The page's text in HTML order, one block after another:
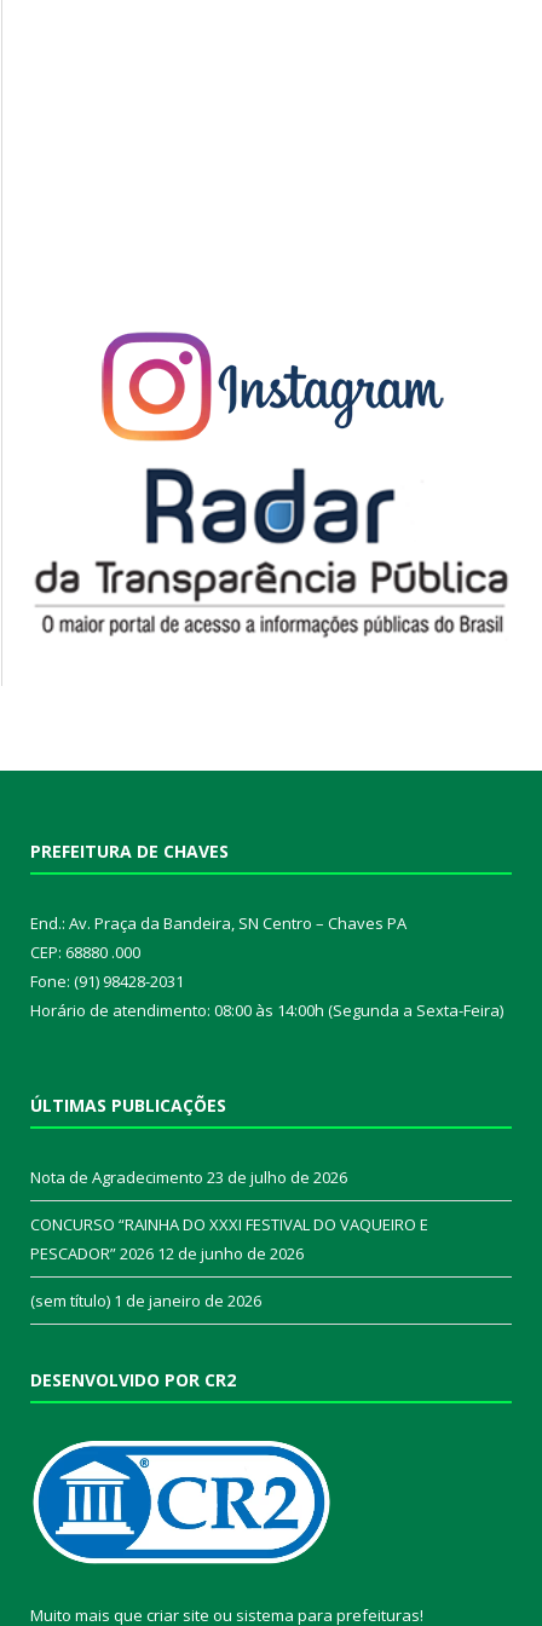
PREFEITURA DE CHAVES
End.: Av. Praça da Bandeira, SN Centro – Chaves PA
CEP: 68880 .000
Fone: (91) 98428-2031
Horário de atendimento: 08:00 às 14:00h (Segunda a Sexta-Feira)
ÚLTIMAS PUBLICAÇÕES
Nota de Agradecimento 23 de julho de 2026
CONCURSO “RAINHA DO XXXI FESTIVAL DO VAQUEIRO E
PESCADOR” 2026 12 de junho de 2026
(sem título) 1 de janeiro de 2026
DESENVOLVIDO POR CR2
Muito mais que criar site ou sistema para prefeituras!